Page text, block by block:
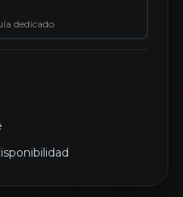
dedicado